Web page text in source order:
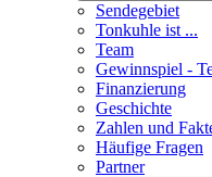
Sendegebiet
Tonkuhle ist ...
Team
Gewinnspiel -
Finanzierung
Geschichte
Zahlen und
Häufige Fragen
Partner